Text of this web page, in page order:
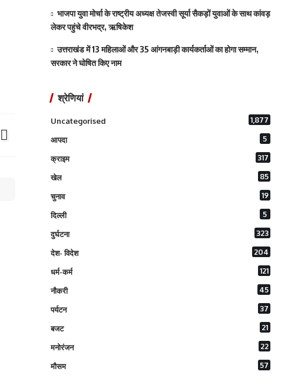
भाजपा युवा मोर्चा के राष्ट्रीय अध्यक्ष तेजस्वी सूर्या सैकड़ों युवाओं के साथ कांवड़
लेकर पहुंचे वीरभद्र, ऋषिकेश
उत्तराखंड में 13 महिलाओं और 35 आंगनबाड़ी कार्यकर्ताओं का होगा सम्मान,
सरकार ने घोषित किए नाम
श्रेणियां
Uncategorised 1,877
आपदा 5
क्राइम 317
खेल 85
चुनाव 19
दिल्ली 5
दुर्घटना 323
देश- विदेश 204
धर्म-कर्म 121
नौकरी 45
पर्यटन 37
बजट 21
मनोरंजन 22
मौसम 57